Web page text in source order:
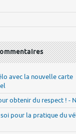
avec la nouvelle carte
obtenir du respect ! -
pour la pratique du